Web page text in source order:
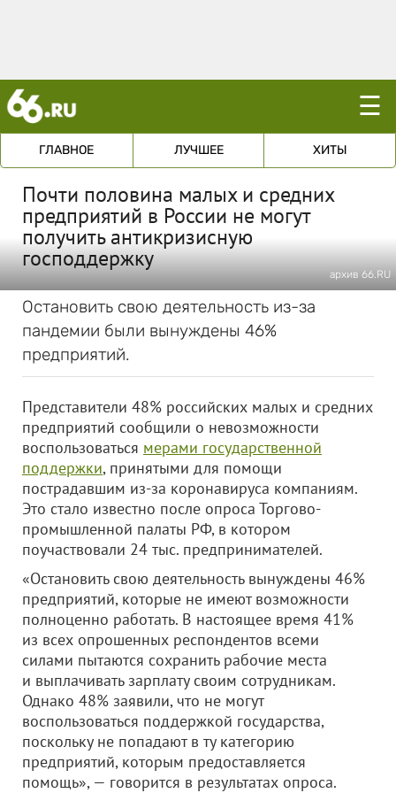
☰
ГЛАВНОЕ ЛУЧШЕЕ ХИТЫ
Почти половина малых и средних
предприятий в России не могут
получить антикризисную
господдержку
архив 66.RU
Остановить свою деятельность из-за
пандемии были вынуждены 46%
предприятий.
Представители 48% российских малых и средних
предприятий сообщили о невозможности
воспользоваться мерами государственной
поддержки, принятыми для помощи
пострадавшим из-за коронавируса компаниям.
Это стало известно после опроса Торгово-
промышленной палаты РФ, в котором
поучаствовали 24 тыс. предпринимателей.
«Остановить свою деятельность вынуждены 46%
предприятий, которые не имеют возможности
полноценно работать. В настоящее время 41%
из всех опрошенных респондентов всеми
силами пытаются сохранить рабочие места
и выплачивать зарплату своим сотрудникам.
Однако 48% заявили, что не могут
воспользоваться поддержкой государства,
поскольку не попадают в ту категорию
предприятий, которым предоставляется
помощь», — говорится в результатах опроса.